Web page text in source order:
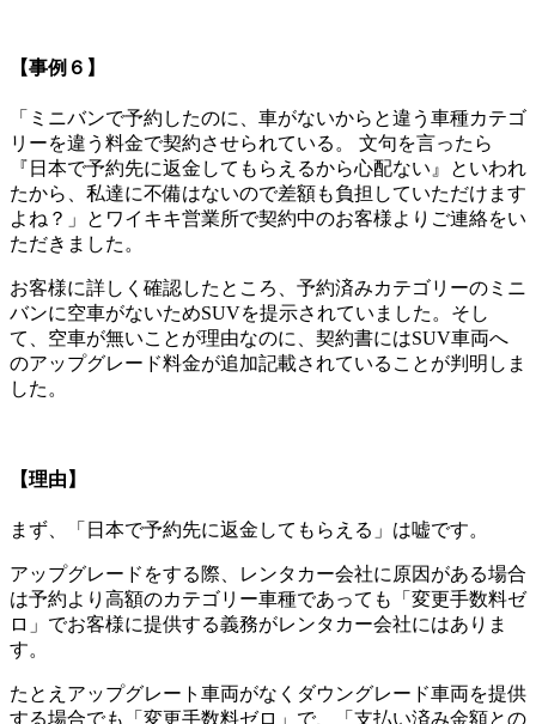
【事例６】
「ミニバンで予約したのに、車がないからと違う車種カテゴ
リーを違う料金で契約させられている。 文句を言ったら
『日本で予約先に返金してもらえるから心配ない』といわれ
たから、私達に不備はないので差額も負担していただけます
よね？」とワイキキ営業所で契約中のお客様よりご連絡をい
ただきました。
お客様に詳しく確認したところ、予約済みカテゴリーのミニ
バンに空車がないためSUVを提示されていました。そし
て、空車が無いことが理由なのに、契約書にはSUV車両へ
のアップグレード料金が追加記載されていることが判明しま
した。
【理由】
まず、「日本で予約先に返金してもらえる」は嘘です。
アップグレードをする際、レンタカー会社に原因がある場合
は予約より高額のカテゴリー車種であっても「変更手数料ゼ
ロ」でお客様に提供する義務がレンタカー会社にはありま
す。
たとえアップグレート車両がなくダウングレード車両を提供
する場合でも「変更手数料ゼロ」で、「支払い済み金額との